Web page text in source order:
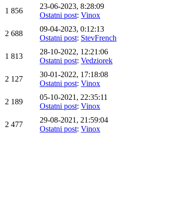
1 856
23-06-2023, 8:28:09
Ostatni post: Vinox
2 688
09-04-2023, 0:12:13
Ostatni post: StevFrench
1 813
28-10-2022, 12:21:06
Ostatni post: Vedziorek
2 127
30-01-2022, 17:18:08
Ostatni post: Vinox
2 189
05-10-2021, 22:35:11
Ostatni post: Vinox
2 477
29-08-2021, 21:59:04
Ostatni post: Vinox